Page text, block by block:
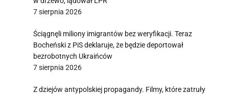
7 sierpnia 2026
Ściągnęli miliony imigrantów bez weryfikacji. Teraz
Bocheński z PiS deklaruje, że będzie deportował
bezrobotnych Ukraińców
7 sierpnia 2026
Z dziejów antypolskiej propagandy. Filmy, które zatruły